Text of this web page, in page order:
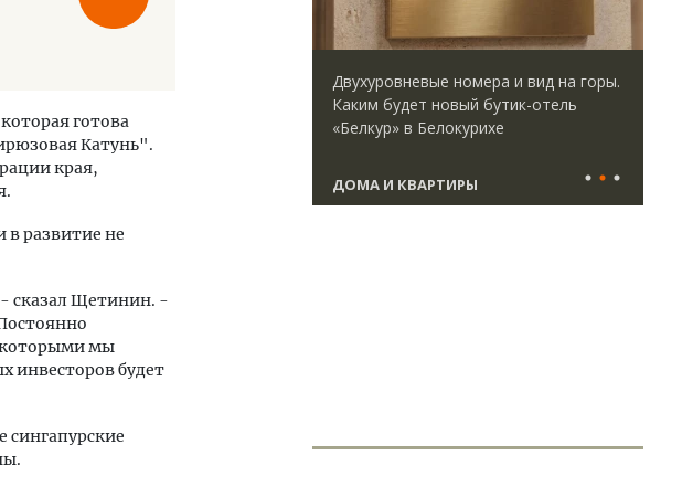
готова
Катунь".
края,
развитие не
сказал Щетинин. -
которыми мы
инвесторов будет
сингапурские
ЗИАС — об эстетике городов,
трендах в фасадах и развитии рынка
СТРОИТЕЛЬСТВО
Двухуровневые номера и вид на горы.
Каким будет новый бутик-отель
«Белкур» в Белокурихе
ДОМА И КВАРТИРЫ